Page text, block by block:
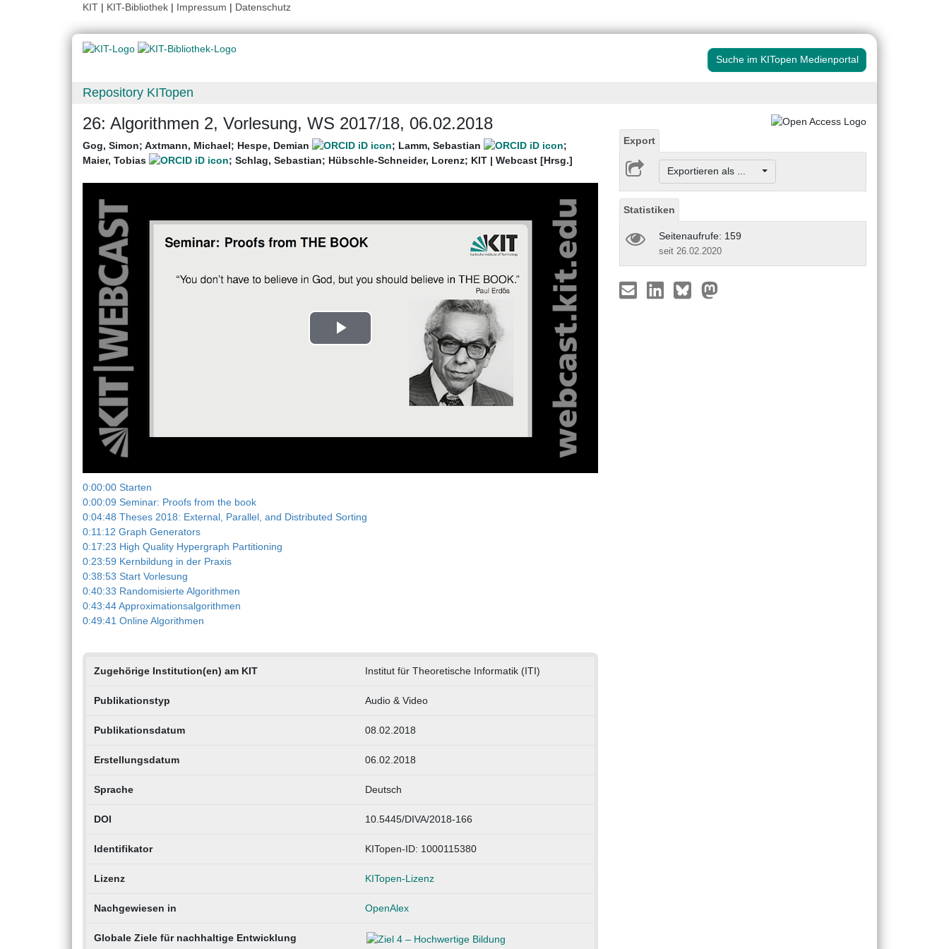
KIT | KIT-Bibliothek | Impressum | Datenschutz
Suche im KITopen Medienportal
Repository KITopen
26: Algorithmen 2, Vorlesung, WS 2017/18, 06.02.2018
Gog, Simon; Axtmann, Michael; Hespe, Demian ; Lamm, Sebastian
;
Maier, Tobias
; Schlag, Sebastian; Hübschle-Schneider, Lorenz; KIT | Webcast [Hrsg.]
Play
0:00:00 Starten
0:00:09 Seminar: Proofs from the book
0:04:48 Theses 2018: External, Parallel, and Distributed Sorting
0:11:12 Graph Generators
0:17:23 High Quality Hypergraph Partitioning
0:23:59 Kernbildung in der Praxis
0:38:53 Start Vorlesung
0:40:33 Randomisierte Algorithmen
0:43:44 Approximationsalgorithmen
0:49:41 Online Algorithmen
Zugehörige Institution(en) am KIT Institut für Theoretische Informatik (ITI)
Publikationstyp Audio & Video
Publikationsdatum 08.02.2018
Erstellungsdatum 06.02.2018
Sprache Deutsch
DOI 10.5445/DIVA/2018-166
Identifikator KITopen-ID: 1000115380
Lizenz KITopen-Lizenz
Nachgewiesen in OpenAlex
Globale Ziele für nachhaltige Entwicklung
Export
Exportieren als ...
Statistiken
Seitenaufrufe: 159
seit 26.02.2020